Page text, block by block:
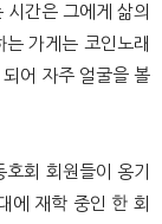
시간은 그에게 삶의
가게는 코인노래
어 자주 얼굴을 볼
회 회원들이 옹기
에 재학 중인 한 회